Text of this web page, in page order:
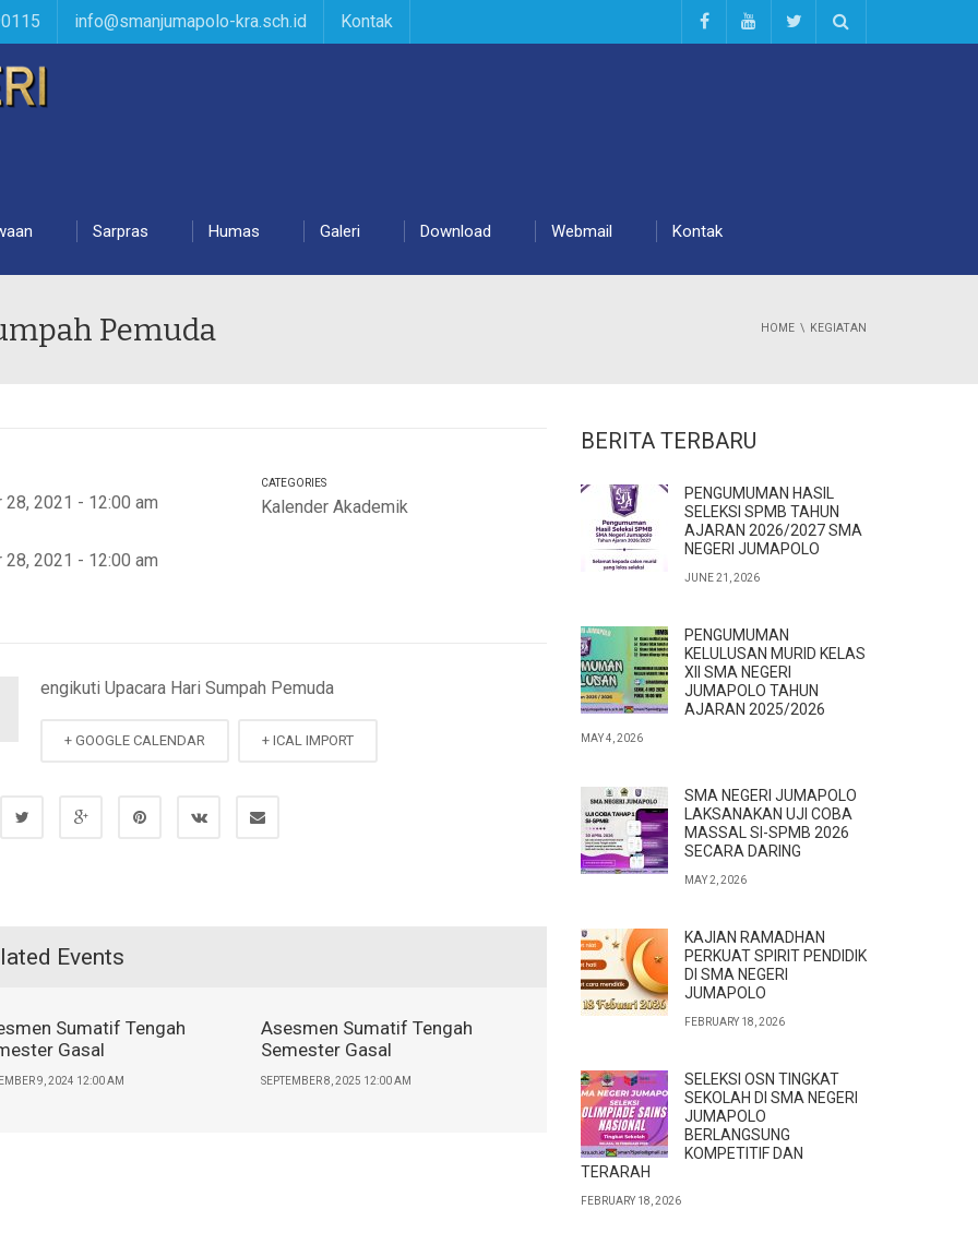
info@smanjumapolo-kra.sch.id Kontak
Sarpras Humas Galeri Download Webmail Kontak
Pemuda HOME KEGIATAN
28, 2021 - 12:00 am
28, 2021 - 12:00 am
CATEGORIES
Kalender Akademik
engikuti Upacara Hari Sumpah Pemuda
+ GOOGLE CALENDAR + ICAL IMPORT
Events
Sumatif Tengah
Gasal
9, 2024 12:00 AM
Asesmen Sumatif Tengah
Semester Gasal
SEPTEMBER 8, 2025 12:00 AM
BERITA TERBARU
PENGUMUMAN HASIL
SELEKSI SPMB TAHUN
AJARAN 2026/2027 SMA
NEGERI JUMAPOLO
JUNE 21, 2026
PENGUMUMAN
KELULUSAN MURID KELAS
XII SMA NEGERI
JUMAPOLO TAHUN
AJARAN 2025/2026
MAY 4, 2026
SMA NEGERI JUMAPOLO
LAKSANAKAN UJI COBA
MASSAL SI-SPMB 2026
SECARA DARING
MAY 2, 2026
KAJIAN RAMADHAN
PERKUAT SPIRIT PENDIDIK
DI SMA NEGERI
JUMAPOLO
FEBRUARY 18, 2026
SELEKSI OSN TINGKAT
SEKOLAH DI SMA NEGERI
JUMAPOLO
BERLANGSUNG
KOMPETITIF DAN
TERARAH
FEBRUARY 18, 2026